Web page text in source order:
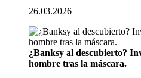
26.03.2026
¿Banksy al descubierto?
hombre tras la máscara.